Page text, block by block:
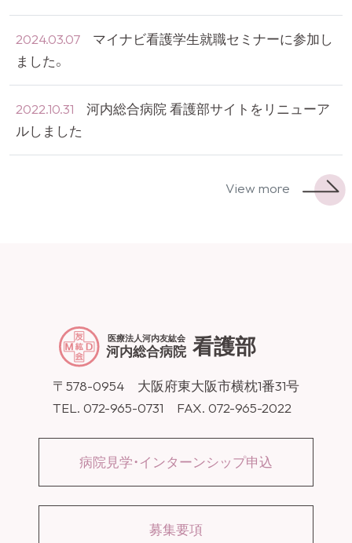
View more
2024.03.07
マイナビ看護学生就職セミナーに参加し
ました。
2022.10.31
河内総合病院 看護部サイトをリニューア
ルしました
医療法人河内友紘会
河内総合病院 看護部
〒578-0954 大阪府東大阪市横枕1番31号
TEL. 072-965-0731 FAX. 072-965-2022
病院見学・インターンシップ申込
募集要項